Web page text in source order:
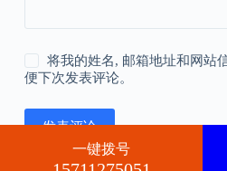
将我的姓名, 邮箱地址和网站
便下次发表评论。
发表评论
一键拨号